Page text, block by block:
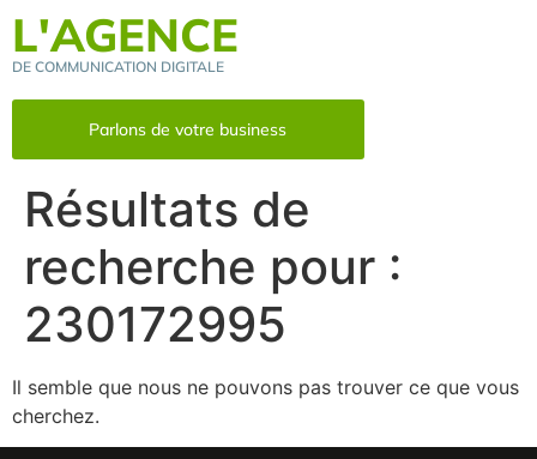
L'AGENCE
DE COMMUNICATION DIGITALE
Parlons de votre business
Résultats de
recherche pour :
230172995
Il semble que nous ne pouvons pas trouver ce que vous
cherchez.